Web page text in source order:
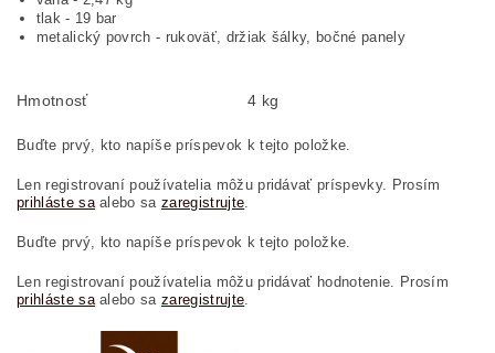
tlak - 19 bar
metalický povrch - rukoväť, držiak šálky, bočné panely
Hmotnosť 4 kg
Buďte prvý, kto napíše príspevok k tejto položke.
Len registrovaní používatelia môžu pridávať príspevky. Prosím
prihláste saalebo sazaregistrujte.
Buďte prvý, kto napíše príspevok k tejto položke.
Len registrovaní používatelia môžu pridávať hodnotenie. Prosím
prihláste saalebo sazaregistrujte.